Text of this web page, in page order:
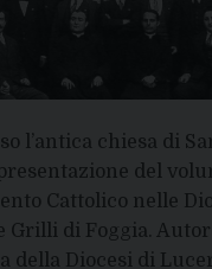
l’antica chiesa di
del
Cattolico nelle
di Foggia.
della Diocesi di